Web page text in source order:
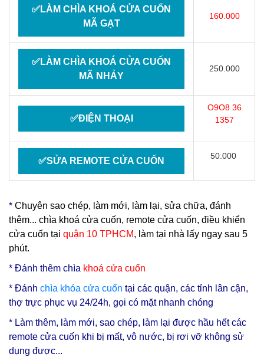
✅LÀM CHÌA KHOÁ CỬA CUỐN
MÃ GẠT
160.000
✅LÀM CHÌA KHOÁ CỬA CUỐN
MÃ NHẢY
250.000
✅ĐIỆN THOẠI
O9O8 36
1357
✅SỬA REMOTE CỬA CUỐN 50.000
* Chuyên sao chép, làm mới, làm lại, sửa chữa, đánh
thêm... chìa khoá cửa cuốn, remote cửa cuốn, điều khiển
cửa cuốn tại quận 10 TPHCM, làm tại nhà lấy ngay sau 5
phút.
* Đánh thêm chìa khoá cửa cuốn
* Đánh chìa khóa cửa cuốn tại các quận, các tỉnh lân cận,
thợ trực phục vụ 24/24h, gọi có mặt nhanh chóng
* Làm thêm, làm mới, sao chép, làm lại được hầu hết các
remote cửa cuốn khi bị mất, vô nước, bị rơi vỡ không sử
dụng được...